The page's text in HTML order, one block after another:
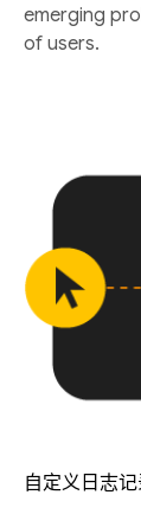
emerging
of users.
自定义日志